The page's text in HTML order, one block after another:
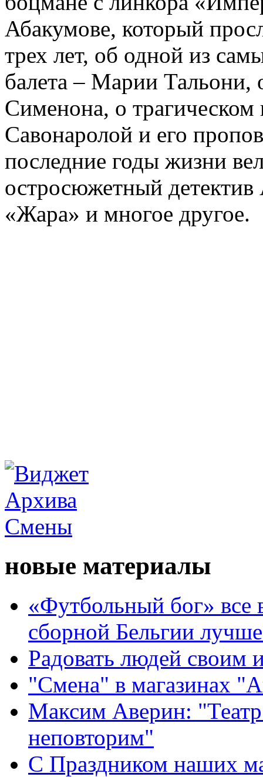
Абакумове, который
трех лет, об одной из
балета – Марии
Сименона, о трагическом
Савонаролой и его
последние годы жизни
остросюжетный детектив
«Жара» и многое другое.
новые материалы
«Футбольный бог» все
сборной Бельгии
Радовать людей своим
"Смена" в магазинах
Максим Аверин:
неповторим"
С Праздником наших